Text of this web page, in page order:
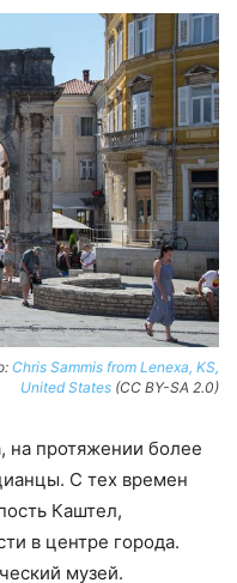
Chris Sammis from Lenexa, KS,
United States (CC BY-SA 2.0)
на протяжении более
С тех времен
Каштел,
в центре города.
музей.